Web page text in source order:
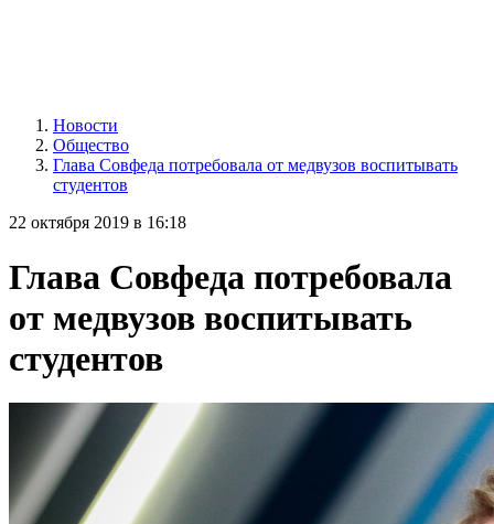
Новости
Общество
Глава Совфеда потребовала от медвузов воспитывать
студентов
22 октября 2019 в 16:18
Глава Совфеда потребовала
от медвузов воспитывать
студентов